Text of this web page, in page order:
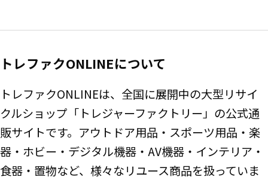
トレファクONLINEについて
トレファクONLINEは、全国に展開中の大型リサイ
クルショップ「トレジャーファクトリー」の公式通
販サイトです。アウトドア用品・スポーツ用品・楽
器・ホビー・デジタル機器・AV機器・インテリア・
食器・置物など、様々なリユース商品を扱っていま